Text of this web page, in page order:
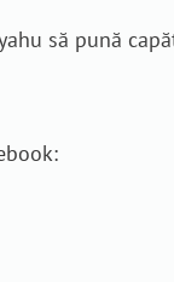
să pună